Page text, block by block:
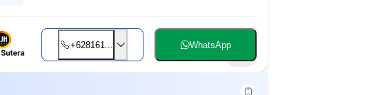
+628161... WhatsApp